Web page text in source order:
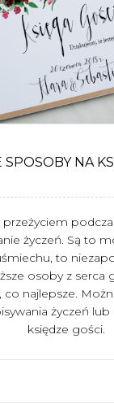
SPOSOBY NA
przeżyciem
życzeń. Są to
to
osoby z serca
co najlepsze.
życzeń lub
księdze gości.